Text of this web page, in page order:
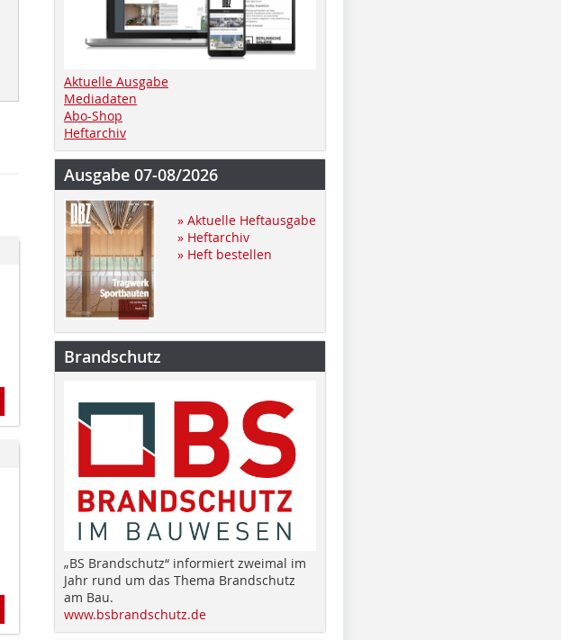
Aktuelle Ausgabe
Mediadaten
Abo-Shop
Heftarchiv
Ausgabe 07-08/2026
» Aktuelle Heftausgabe
» Heftarchiv
» Heft bestellen
Brandschutz
„BS Brandschutz“ informiert zweimal im
Jahr rund um das Thema Brandschutz
am Bau.
www.bsbrandschutz.de